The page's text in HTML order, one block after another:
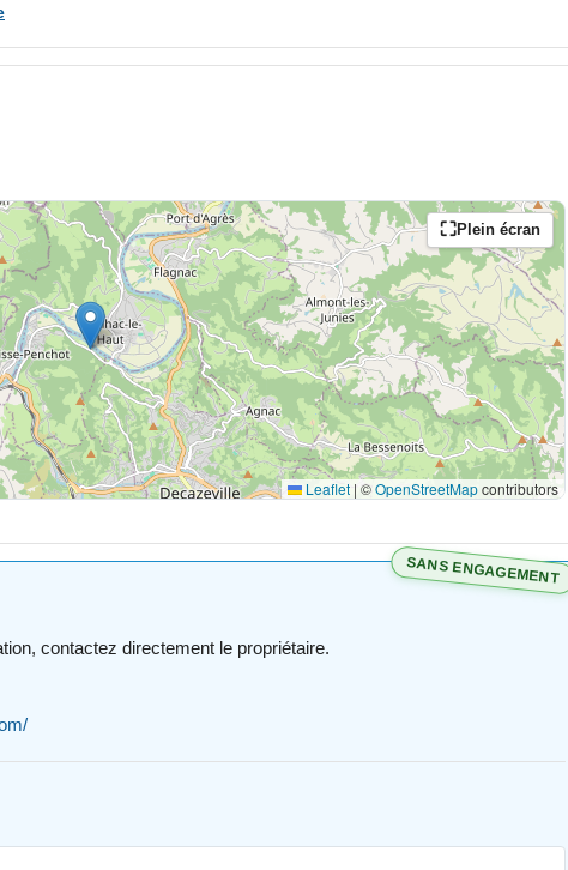
Plein écran
Leaflet | ©OpenStreetMapcontributors
SANS ENGAGEMENT
contactez directement le propriétaire.